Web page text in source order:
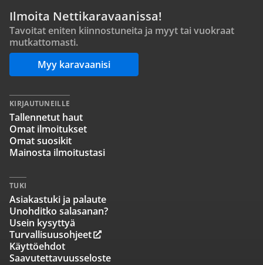
Ilmoita Nettikaravaanissa!
Tavoitat eniten kiinnostuneita ja myyt tai vuokraat
mutkattomasti.
Myy karavaanisi
KIRJAUTUNEILLE
Tallennetut haut
Omat ilmoitukset
Omat suosikit
Mainosta ilmoitustasi
TUKI
Asiakastuki ja palaute
Unohditko salasanan?
Usein kysyttyä
Turvallisuusohjeet
Käyttöehdot
Saavutettavuusseloste